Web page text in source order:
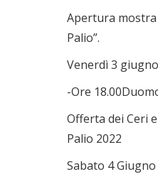
Apertura mostra
Palio”.
Venerdì 3 giugno
-Ore
Offerta dei Ceri
Palio 2022
Sabato 4 Giugno